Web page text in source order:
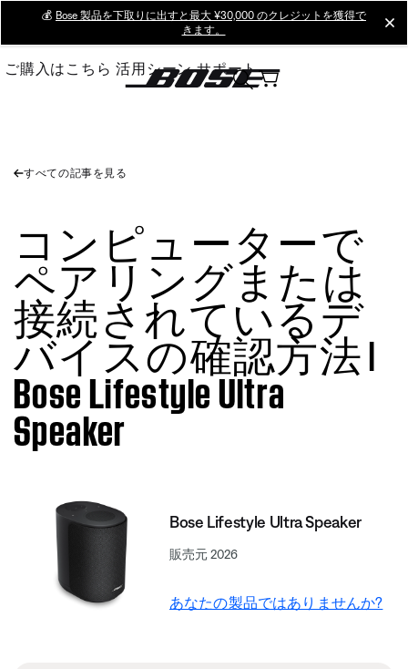
Main
💰 Bose 製品を下取りに出すと最大 ¥30,000 のクレジットを獲得で
きます。
ご購入はこちら 活用シーン サポート
すべての記事を見る
コンピューターで
ペアリングまたは
接続されているデ
バイスの確認方法 |
Bose Lifestyle Ultra
Speaker
Bose Lifestyle Ultra Speaker
販売元 2026
あなたの製品ではありませんか?